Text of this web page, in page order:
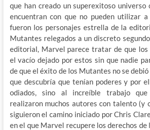
que han creado un superexitoso universo
encuentran con que no pueden utilizar
fueron los personajes estrella de la
Mutantes relegados a un discreto
editorial, Marvel parece tratar de que los
el vacío dejado por estos sin que nadie
de que el éxito de los Mutantes no se
que descubría que tenían poderes y por
odiados, sino al increíble trabajo que
realizaron muchos autores con talento (y
siguieron el camino iniciado por Chris
en el que Marvel recupere los derechos de